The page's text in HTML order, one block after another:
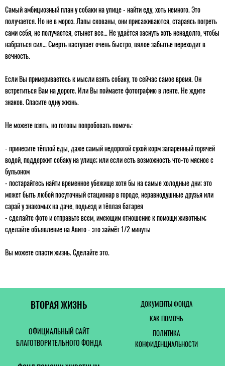
Самый амбициозный план у собаки на улице - найти еду, хоть немного. Это
получается. Но не в мороз. Лапы скованы, они присаживаются, стараясь погреть
сами себя, не получается, стынет все… Не удаётся заснуть хоть ненадолго, чтобы
набраться сил… Смерть наступает очень быстро, вялое забытье переходит в
вечность.
Если Вы примериваетесь к мысли взять собаку, то сейчас самое время. Он
встретиться Вам на дороге. Или Вы поймаете фотографию в ленте. Не ждите
знаков. Спасите одну жизнь.
Не можете взять, но готовы попробовать помочь:
⁃ принесите тёплой еды, даже самый недорогой сухой корм запаренный горячей
водой, поддержит собаку на улице; или если есть возможность что-то мясное с
бульоном
⁃ постарайтесь найти временное убежище хотя бы на самые холодные дни; это
может быть любой посуточный стационар в городе, неравнодушные друзья или
сарай у знакомых на даче, подьезд и тёплая батарея
⁃ сделайте фото и отправьте всем, имеющим отношение к помощи животным;
сделайте объявление на Авито - это займёт 1/2 минуты
Вы можете спасти жизнь. Сделайте это.
ВТОРАЯ ЖИЗНЬ
ОФИЦИАЛЬНЫЙ САЙТ
БЛАГОТВОРИТЕЛЬНОГО ФОНДА
ДОКУМЕНТЫ ФОНДА
КАК ПОМОЧЬ
ПОЛИТИКА
КОНФИДЕНЦИАЛЬНОСТИ